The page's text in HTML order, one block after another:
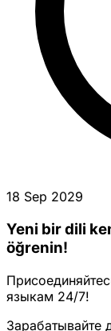
18 Sep 2029
Yeni bir dili
öğrenin!
языкам 24/7!
Зарабатывайте